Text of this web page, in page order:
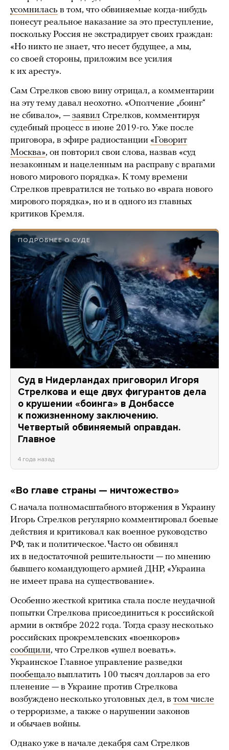
усомнилась в том, что обвиняемые когда-нибудь
понесут реальное наказание за это преступление,
поскольку Россия не экстрадирует своих граждан:
«Но никто не знает, что несет будущее, а мы,
со своей стороны, приложим все усилия
к их аресту».
Сам Стрелков свою вину отрицал, а комментарии
на эту тему давал неохотно. «Ополчение „боинг“
не сбивало», — заявил Стрелков, комментируя
судебный процесс в июне 2019-го. Уже после
приговора, в эфире радиостанции «Говорит
Москва», он повторил свои слова, назвав «суд
незаконным и нацеленным на расправу с врагами
нового мирового порядка». К тому времени
Стрелков превратился не только во «врага нового
мирового порядка», но и в одного из главных
критиков Кремля.
ПОДРОБНЕЕ О СУДЕ
Суд в Нидерландах приговорил Игоря
Стрелкова и еще двух фигурантов дела
о крушении «боинга» в Донбассе
к пожизненному заключению.
Четвертый обвиняемый оправдан.
Главное
4 года назад
«Во главе страны — ничтожество»
С начала полномасштабного вторжения в Украину
Игорь Стрелков регулярно комментировал боевые
действия и критиковал как военное руководство
РФ, так и политическое. Часто он обвинял
их в недостаточной решительности — по мнению
бывшего командующего армией ДНР, «Украина
не имеет права на существование».
Особенно жесткой критика стала после неудачной
попытки Стрелкова присоединиться к российской
армии в октябре 2022 года. Тогда сразу несколько
российских прокремлевских «военкоров»
сообщили, что Стрелков «ушел воевать».
Украинское Главное управление разведки
пообещало выплатить 100 тысяч долларов за его
пленение — в Украине против Стрелкова
возбуждено несколько уголовных дел, в том числе
о терроризме, а также о нарушении законов
и обычаев войны.
Однако уже в начале декабря сам Стрелков